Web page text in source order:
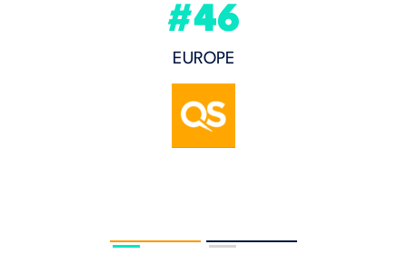
#46
EUROPE